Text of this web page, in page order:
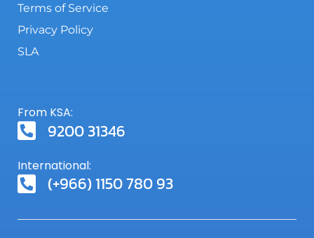
Terms of Service
Privacy Policy
SLA
From KSA:
9200 31346
International:
(+966) 1150 780 93